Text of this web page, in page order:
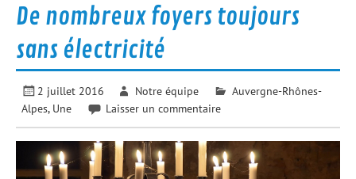
De nombreux foyers toujours
sans électricité
2 juillet 2016 Notre équipe
Auvergne-Rhônes-
Alpes, Une Laisser un commentaire